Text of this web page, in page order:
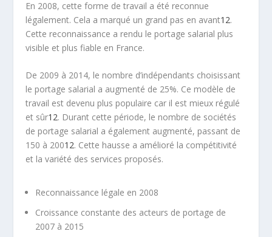
En 2008, cette forme de travail a été reconnue
légalement. Cela a marqué un grand pas en avant12.
Cette reconnaissance a rendu le portage salarial plus
visible et plus fiable en France.
De 2009 à 2014, le nombre d’indépendants choisissant
le portage salarial a augmenté de 25%. Ce modèle de
travail est devenu plus populaire car il est mieux régulé
et sûr12. Durant cette période, le nombre de sociétés
de portage salarial a également augmenté, passant de
150 à 20012. Cette hausse a amélioré la compétitivité
et la variété des services proposés.
Reconnaissance légale en 2008
Croissance constante des acteurs de portage de
2007 à 2015